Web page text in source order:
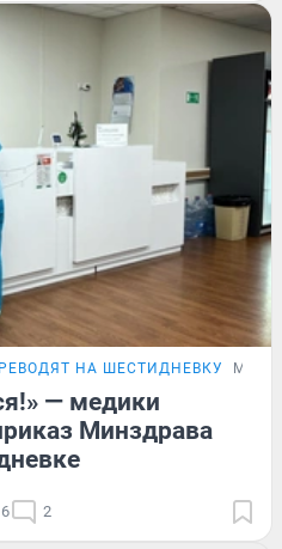
НА ШЕСТИДНЕВКУ
— медики
Минздрава
2